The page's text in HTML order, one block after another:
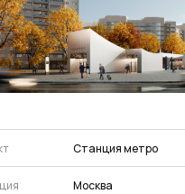
Москва
Станция метро